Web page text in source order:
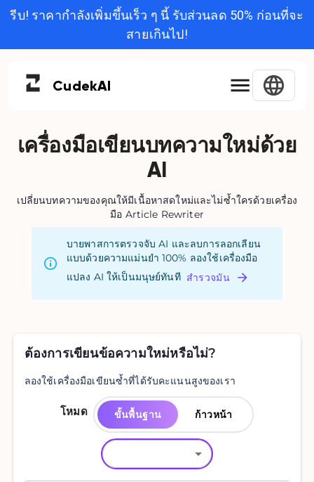
รีบ! ราคากำลังเพิ่มขึ้นเร็ว ๆ นี้ รับส่วนลด 50% ก่อนที่จะ
สายเกินไป!
CudekAI
เครื่องมือเขียนบทความใหม่ด้วย
AI
เปลี่ยนบทความของคุณให้มีเนื้อหาสดใหม่และไม่ซ้ำใครด้วยเครื่อง
มือ Article Rewriter
บายพาสการตรวจจับ AI และลบการลอกเลียน
แบบด้วยความแม่นยำ 100% ลองใช้เครื่องมือ
แปลง AI ให้เป็นมนุษย์ทันที สำรวจมัน
ต้องการเขียนข้อความใหม่หรือไม่?
ลองใช้เครื่องมือเขียนซ้ำที่ได้รับคะแนนสูงของเรา
โหมด ขั้นพื้นฐาน ก้าวหน้า